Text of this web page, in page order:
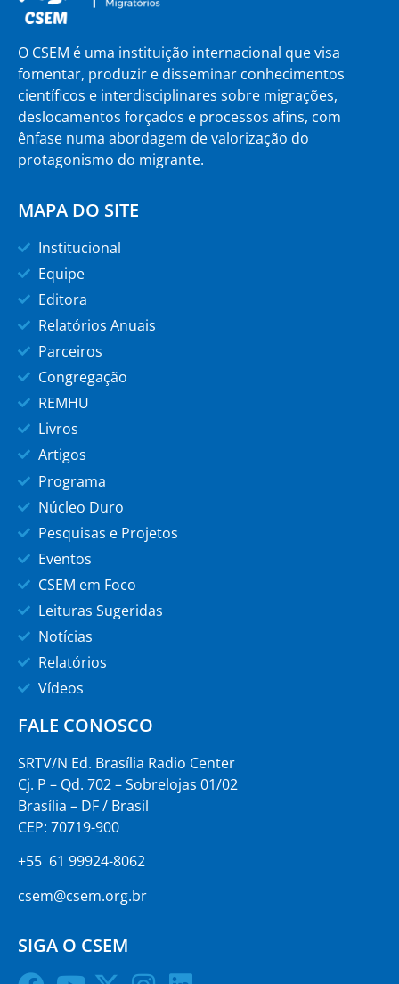
O CSEM é uma instituição internacional que visa
fomentar, produzir e disseminar conhecimentos
científicos e interdisciplinares sobre migrações,
deslocamentos forçados e processos afins, com
ênfase numa abordagem de valorização do
protagonismo do migrante.
MAPA DO SITE
Institucional
Equipe
Editora
Relatórios Anuais
Parceiros
Congregação
REMHU
Livros
Artigos
Programa
Núcleo Duro
Pesquisas e Projetos
Eventos
CSEM em Foco
Leituras Sugeridas
Notícias
Relatórios
Vídeos
FALE CONOSCO
SRTV/N Ed. Brasília Radio Center
Cj. P – Qd. 702 – Sobrelojas 01/02
Brasília – DF / Brasil
CEP: 70719-900
+55 61 99924-8062
csem@csem.org.br
SIGA O CSEM